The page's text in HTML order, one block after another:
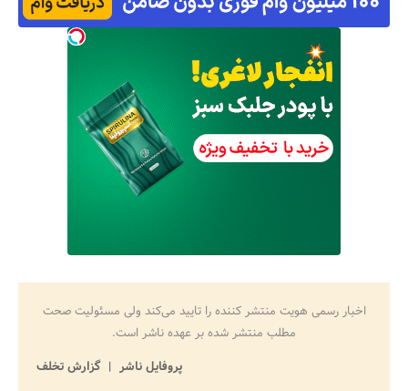
اخبار رسمی هویت منتشر کننده را تایید می‌کند ولی مسئولیت صحت
مطلب منتشر شده بر عهده ناشر است.
پروفایل ناشر
گزارش تخلف